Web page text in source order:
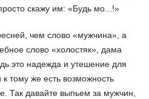
скажу им: «Будь мо...!»
чем слово «мужчина», а
слово «холостяк», дама
это надежда и утешение для
тому же есть возможность
Так давайте выпьем за мужчин,